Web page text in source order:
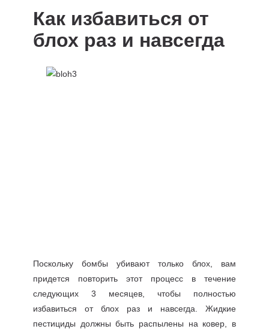
Как избавиться от
блох раз и навсегда
Поскольку бомбы убивают только блох, вам
придется повторить этот процесс в течение
следующих 3 месяцев, чтобы полностью
избавиться от блох раз и навсегда. Жидкие
пестициды должны быть распылены на ковер, в